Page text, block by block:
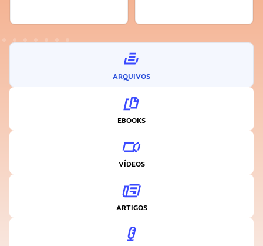
ARQUIVOS
EBOOKS
VÍDEOS
ARTIGOS